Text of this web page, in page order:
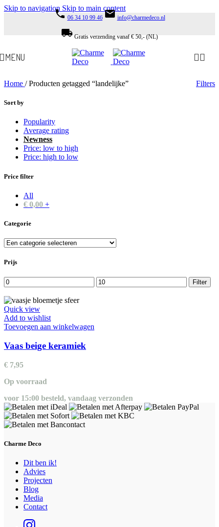
Skip to navigation Skip to main content
phone 06 34 10 99 46 email info@charmedeco.nl
local_shipping Gratis verzending vanaf € 50,- (NL)
MENU
Home / Producten getagged “landelijke” Filters
Sort by
Popularity
Average rating
Newness
Price: low to high
Price: high to low
Price filter
All
€ 0,00 +
Categorie
Prijs
Min.
prijs
Max.
prijs
Filter
Quick view
Add to wishlist
Toevoegen aan winkelwagen
Vaas beige keramiek
€ 7,95
Op voorraad
voor 15:00 besteld, vandaag verzonden
Charme Deco
Dit ben ik!
Advies
Projecten
Blog
Media
Contact